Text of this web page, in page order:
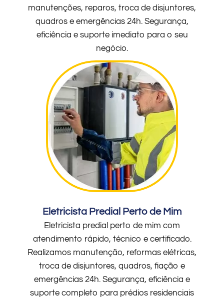
manutenções, reparos, troca de disjuntores,
quadros e emergências 24h. Segurança,
eficiência e suporte imediato para o seu
negócio.
Eletricista Predial Perto de Mim
Eletricista predial perto de mim com
atendimento rápido, técnico e certificado.
Realizamos manutenção, reformas elétricas,
troca de disjuntores, quadros, fiação e
emergências 24h. Segurança, eficiência e
suporte completo para prédios residenciais